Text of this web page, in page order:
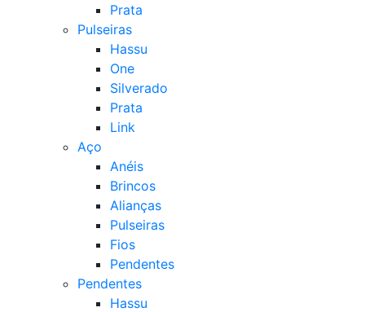
Prata
Pulseiras
Hassu
One
Silverado
Prata
Link
Aço
Anéis
Brincos
Alianças
Pulseiras
Fios
Pendentes
Pendentes
Hassu